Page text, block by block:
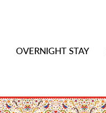
OVERNIGHT STAY